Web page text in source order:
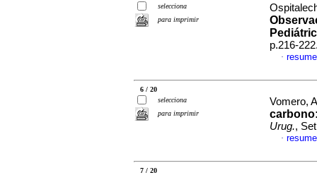
selecciona
para imprimir
p.216-
·
6 / 20
selecciona
para imprimir
Vomero,
Urug.,
·
7 / 20